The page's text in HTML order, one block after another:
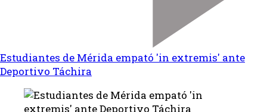
Estudiantes de Mérida empató 'in extremis' ante
Deportivo Táchira